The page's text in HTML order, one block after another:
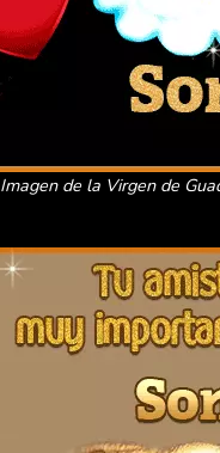
Imagen de la Virgen de